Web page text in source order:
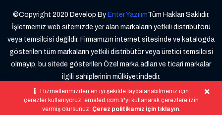
©Copyright 2020 Develop By Enter YazılımTüm Hakları Saklıdır.
İşletmemiz web sitemizde yer alan markaların yetkili distribütörü
veya temsilcisi değildir. Firmamızın internet sitesinde ve katalogda
gösterilen tüm markaların yetkili distribütör veya üretici temsilcisi
olmayıp, bu sitede gösterilen Özel marka adları ve ticari markalar
ilgili sahiplerinin mülkiyetindedir.
Hizmetlerimizden en iyi şekilde faydalanabilmeniz için
çerezler kullanıyoruz. emated.com.tr'yi kullanarak çerezlere izin
vermiş olursunuz. Çerez politikamız için tıklayın.